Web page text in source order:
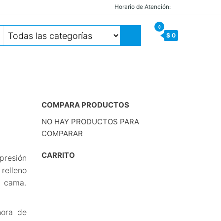
Horario de Atención:
0
$ 0
de
COMPARA PRODUCTOS
NO HAY PRODUCTOS PARA
COMPARAR
CARRITO